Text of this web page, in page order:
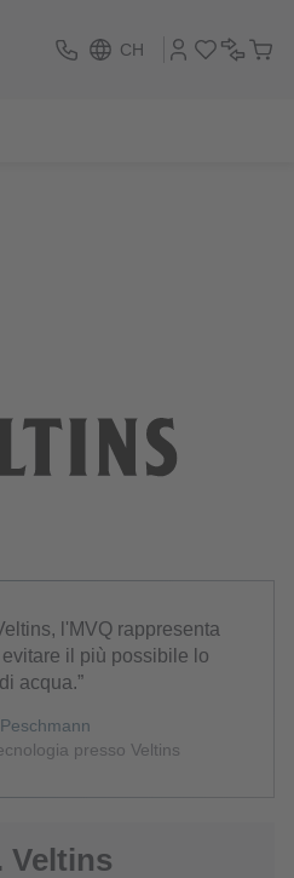
CH
l'MVQ rappresenta
il più possibile lo
acqua.
presso Veltins
Veltins